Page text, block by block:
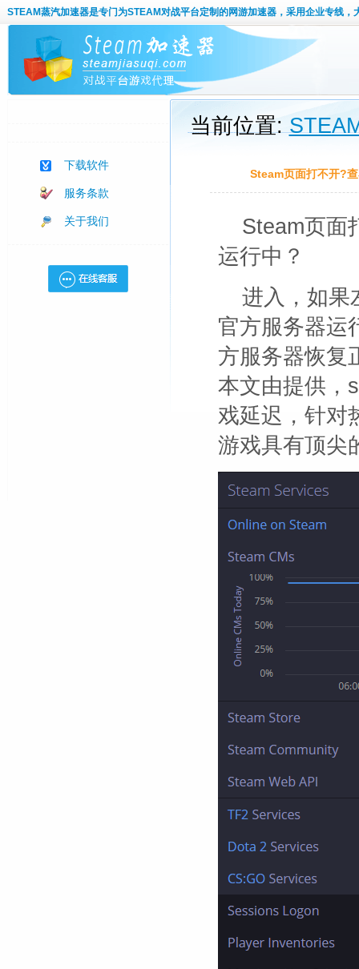
STEAM蒸汽加速器是专门为STEAM对战平台定制的网游加速器，采用企业专线，
下载软件
服务条款
关于我们
当前位置:
Steam页面打不开?
Steam页面
运行中？
进入 ，如
官方服务器运
方服务器恢复
本文由提供，
戏延迟，针对
游戏具有顶尖